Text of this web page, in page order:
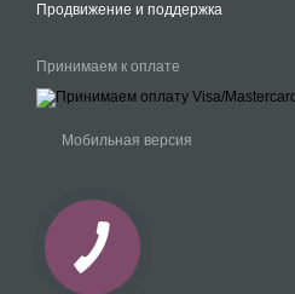
Продвижение и поддержка
Принимаем к оплате
Мобильная версия